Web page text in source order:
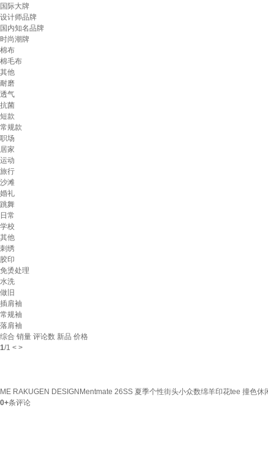
国际大牌
设计师品牌
国内知名品牌
时尚潮牌
棉布
棉毛布
其他
耐磨
透气
抗菌
短款
常规款
职场
居家
运动
旅行
沙滩
婚礼
跳舞
日常
学校
其他
刺绣
胶印
免烫处理
水洗
做旧
插肩袖
常规袖
落肩袖
综合 销量 评论数 新品 价格
1/1 < >
ME RAKUGEN DESIGNMentmate 26SS 夏季个性街头小众数绵羊印花tee 撞色休
0+条评论